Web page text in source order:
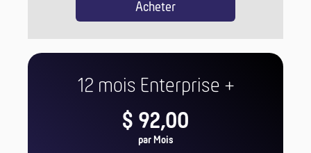
Acheter
12 mois Enterprise +
$ 92,00
par Mois